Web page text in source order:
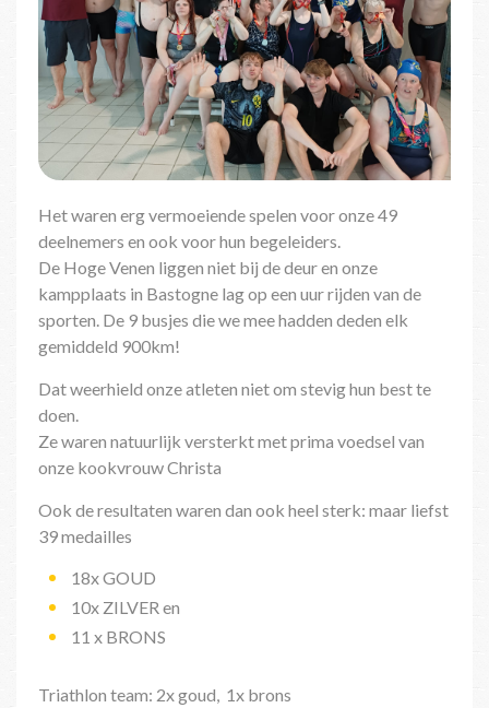
Het waren erg vermoeiende spelen voor onze 49
deelnemers en ook voor hun begeleiders.
De Hoge Venen liggen niet bij de deur en onze
kampplaats in Bastogne lag op een uur rijden van de
sporten. De 9 busjes die we mee hadden deden elk
gemiddeld 900km!
Dat weerhield onze atleten niet om stevig hun best te
doen.
Ze waren natuurlijk versterkt met prima voedsel van
onze kookvrouw Christa
Ook de resultaten waren dan ook heel sterk: maar liefst
39 medailles
18x GOUD
10x ZILVER en
11 x BRONS
Triathlon team: 2x goud, 1x brons